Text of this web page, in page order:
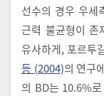
선수의 경우 우세
근력 불균형이 존
유사하게, 포르투
등 (2004)의 연구
의 BD는 10.6%